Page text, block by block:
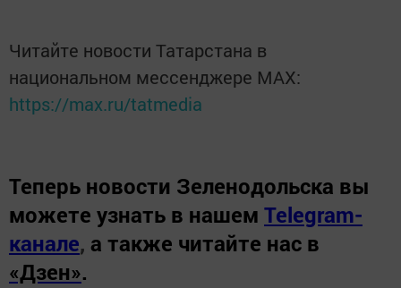
Читайте новости Татарстана в
национальном мессенджере MАХ:
https://max.ru/tatmedia
Теперь новости Зеленодольска вы
можете узнать в нашем Telegram-
канале, а также читайте нас в
«Дзен».